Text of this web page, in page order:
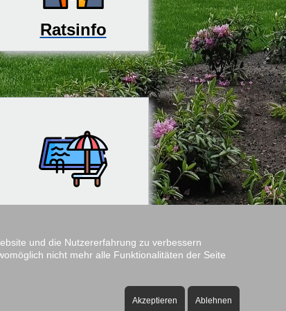
Ratsinfo
und die Nutzererfahrung zu verbessern
nicht mehr alle Funktionalitäten der Seite
Akzeptieren Ablehnen